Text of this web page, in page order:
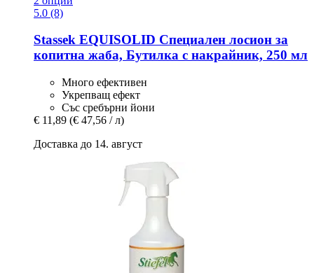
5.0 (8)
Stassek EQUISOLID Специален лосион за
копитна жаба, Бутилка с накрайник, 250 мл
Много ефективен
Укрепващ ефект
Със сребърни йони
€ 11,89 (€ 47,56 / л)
Доставка до 14. август